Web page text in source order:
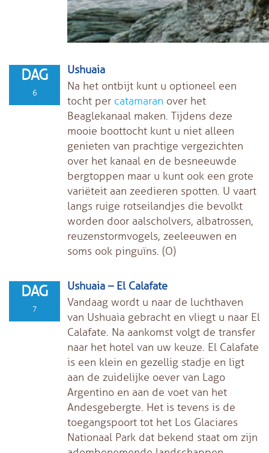
DAG
6
Ushuaia
Na het ontbijt kunt u optioneel een
tocht per catamaran over het
Beaglekanaal maken. Tijdens deze
mooie boottocht kunt u niet alleen
genieten van prachtige vergezichten
over het kanaal en de besneeuwde
bergtoppen maar u kunt ook een grote
variëteit aan zeedieren spotten. U vaart
langs ruige rotseilandjes die bevolkt
worden door aalscholvers, albatrossen,
reuzenstormvogels, zeeleeuwen en
soms ook pinguïns. (O)
DAG
7
Ushuaia – El Calafate
Vandaag wordt u naar de luchthaven
van Ushuaia gebracht en vliegt u naar El
Calafate. Na aankomst volgt de transfer
naar het hotel van uw keuze. El Calafate
is een klein en gezellig stadje en ligt
aan de zuidelijke oever van Lago
Argentino en aan de voet van het
Andesgebergte. Het is tevens is de
toegangspoort tot het Los Glaciares
Nationaal Park dat bekend staat om zijn